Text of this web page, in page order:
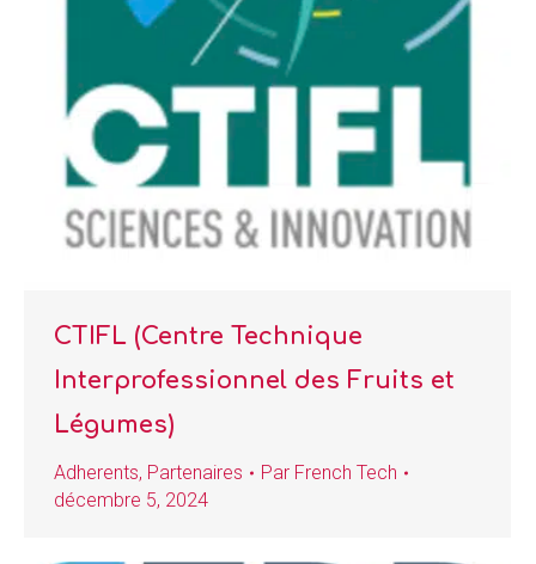
CTIFL (Centre Technique
Interprofessionnel des Fruits et
Légumes)
Adherents, Partenaires Par French Tech
décembre 5, 2024